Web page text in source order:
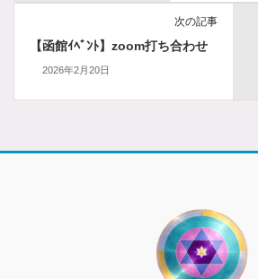
次の記事
【函館ｲﾍﾞﾝﾄ】zoom打ち合わせ
2026年2月20日